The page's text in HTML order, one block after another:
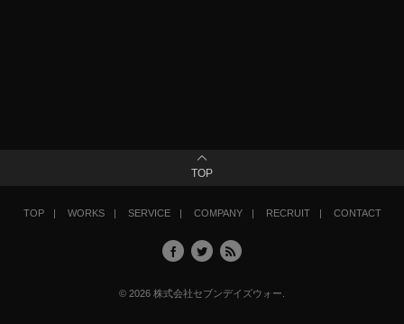
TOP
TOP WORKS SERVICE COMPANY RECRUIT CONTACT
© 2026 株式会社セブンデイズウォー